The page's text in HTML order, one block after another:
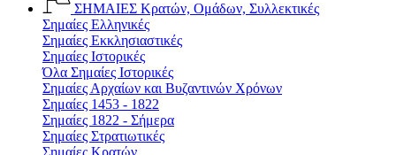
ΣΗΜΑΙΕΣ Κρατών, Ομάδων, Συλλεκτικές
Σημαίες Ελληνικές
Σημαίες Εκκλησιαστικές
Σημαίες Ιστορικές
Όλα Σημαίες Ιστορικές
Σημαίες Αρχαίων και Βυζαντινών Χρόνων
Σημαίες 1453 - 1822
Σημαίες 1822 - Σήμερα
Σημαίες Στρατιωτικές
Σημαίες Κρατών